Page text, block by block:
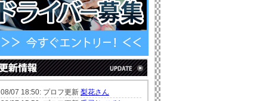
08/07 18:50: プロフ更新 梨花さん